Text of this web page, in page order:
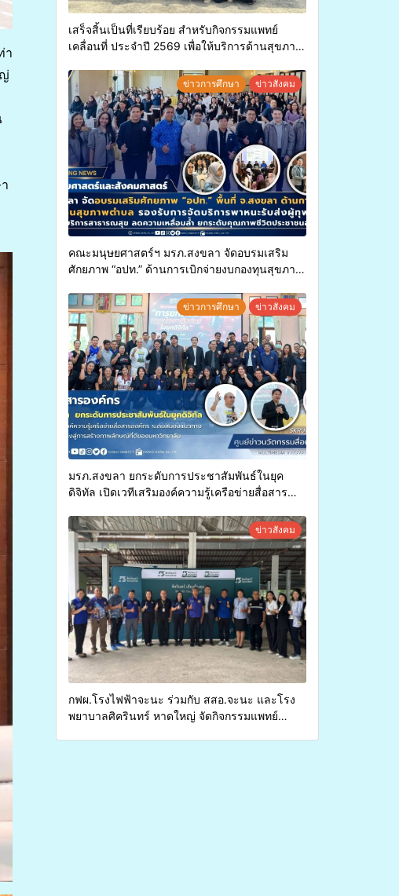
า
เสร็จสิ้นเป็นที่เรียบร้อย สำหรับกิจกรรมแพทย์
เคลื่อนที่ ประจำปี 2569 เพื่อให้บริการด้านสุขภาพ
ข่าวการศึกษา ข่าวสังคม
คณะมนุษยศาสตร์ฯ มรภ.สงขลา จัดอบรมเสริม
ศักยภาพ “อปท.” ด้านการเบิกจ่ายงบกองทุนสุขภาพ
ทุพพลภาพเพื่อเข้ารับบริการสาธารณสุข ลดความ
เหลื่อมล้ำ ยกระดับคุณภาพชีวิตประชาชนอย่าง
ยั่งยืน
ข่าวการศึกษา ข่าวสังคม
มรภ.สงขลา ยกระดับการประชาสัมพันธ์ในยุค
ดิจิทัล เปิดเวทีเสริมองค์ความรู้เครือข่ายสื่อสาร
การสร้างภาพลักษณ์ที่ดีของมหาวิทยาลัยข่าวสังคม
กฟผ.โรงไฟฟ้าจะนะ ร่วมกับ สสอ.จะนะ และโรง
พยาบาลศิครินทร์ หาดใหญ่ จัดกิจกรรมแพทย์